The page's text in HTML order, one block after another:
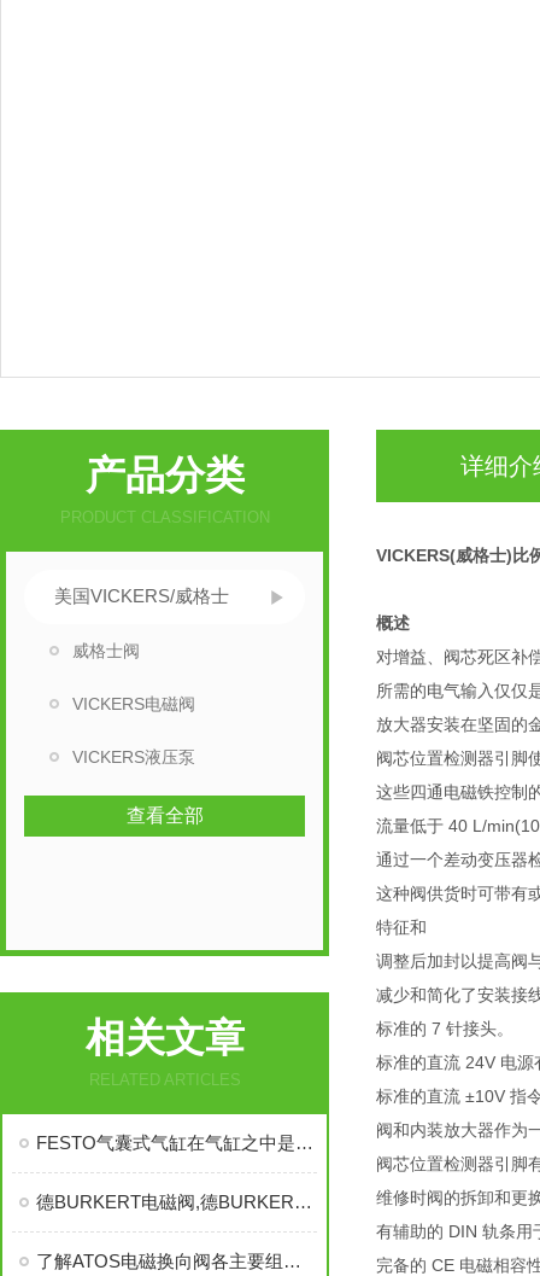
产品分类
PRODUCT CLASSIFICATION
美国VICKERS/威格士
威格士阀
VICKERS电磁阀
VICKERS液压泵
查看全部
相关文章
RELATED ARTICLES
FESTO气囊式气缸在气缸之中是不是的，FESTO气囊式气缸
德BURKERT电磁阀,德BURKERT电磁阀,德BURKERT电磁阀,BURKERT
了解ATOS电磁换向阀各主要组成部件功能特点才能更好的使用它
详细介
VICKERS(威格士)比
概述
对增益、阀芯死区补
所需的电气输入仅仅
放大器安装在坚固的
阀芯位置检测器引脚
这些四通电磁铁控制
流量低于 40 L/
通过一个差动变压器
这种阀供货时可带有
特征和
调整后加封以提高阀
减少和简化了安装接
标准的 7 针接头。
标准的直流 24V 电源
标准的直流 ±10V 指
阀和内装放大器作为
阀芯位置检测器引脚
维修时阀的拆卸和更
有辅助的 DIN 轨条用
完备的 CE 电磁相容